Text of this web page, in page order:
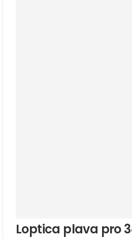
Loptica plava pro